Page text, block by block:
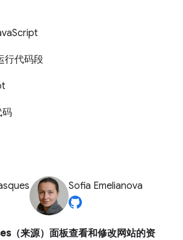
行代码段
码
Sofia Emelianova
（来源）面板查看和修改网站的资